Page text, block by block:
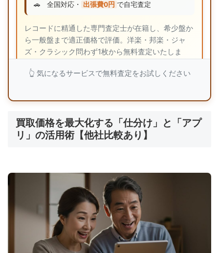
🚗
全国対応・ 出張費0円 で自宅査定
レコードに精通した専門査定士が在籍し、希少盤か
ら一般盤まで適正価格で評価。洋楽・邦楽・ジャ
ズ・クラシック問わず1枚から無料査定いたしま
東証上場企業の 安心経営
レコード専門知識豊富な
経験豊富な査定士
ジャケット破損・音質劣化品も 査定対象
契約後8日間 のクーリングオフ保証
👆 気になるサービスで無料査定をお試しください
買取価格を最大化する「仕分け」と「アプ
リ」の活用術【他社比較あり】